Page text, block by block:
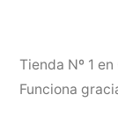
Tienda Nº 1
Funciona